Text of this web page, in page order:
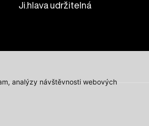
analýzy návštěvnosti webových
Ji.hlava udržitelná